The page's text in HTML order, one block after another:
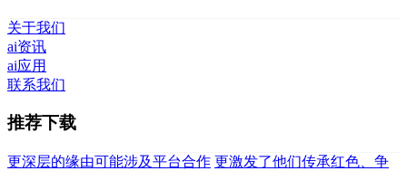
关于我们
ai资讯
ai应用
联系我们
推荐下载
更深层的缘由可能涉及平台合作 更激发了他们传承红色、争